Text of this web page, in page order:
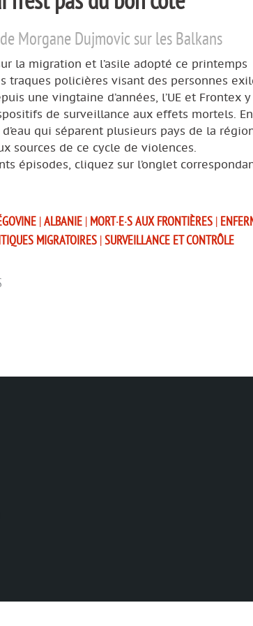
Morgane Dujmovic sur les Balkans
la migration et l’asile adopté ce printemps
traques policières visant des personnes
une vingtaine d’années, l’UE et Frontex y
de surveillance aux effets mortels. En
qui séparent plusieurs pays de la
sources de ce cycle de violences.
épisodes, cliquez sur l’onglet
|ALBANIE | MORT·E·S AUX FRONTIÈRES |
MIGRATOIRES |SURVEILLANCE ET CONTRÔLE